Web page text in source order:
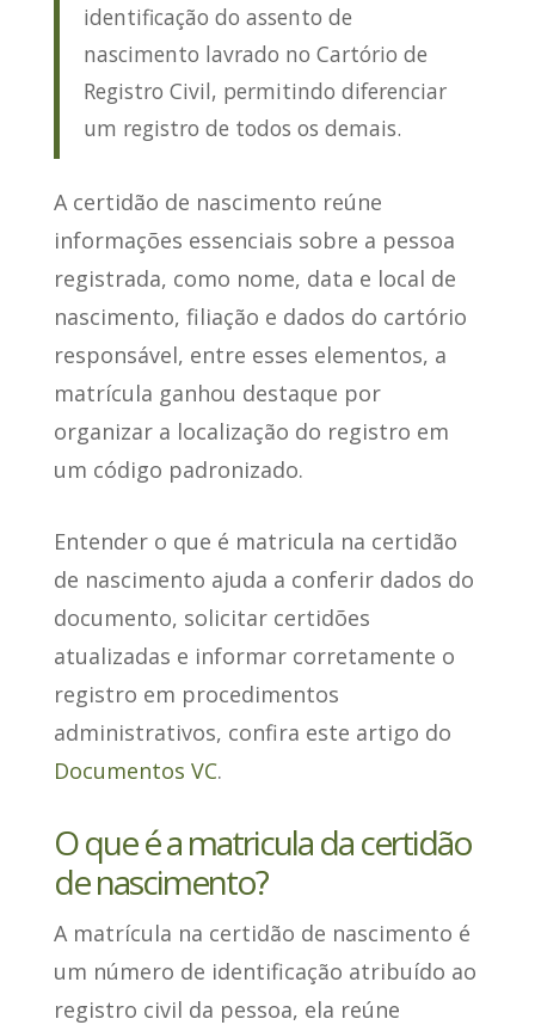
identificação do assento de
nascimento lavrado no Cartório de
Registro Civil, permitindo diferenciar
um registro de todos os demais.
A certidão de nascimento reúne
informações essenciais sobre a pessoa
registrada, como nome, data e local de
nascimento, filiação e dados do cartório
responsável, entre esses elementos, a
matrícula ganhou destaque por
organizar a localização do registro em
um código padronizado.
Entender o que é matricula na certidão
de nascimento ajuda a conferir dados do
documento, solicitar certidões
atualizadas e informar corretamente o
registro em procedimentos
administrativos, confira este artigo do
Documentos VC.
O que é a matricula da certidão
de nascimento?
A matrícula na certidão de nascimento é
um número de identificação atribuído ao
registro civil da pessoa, ela reúne